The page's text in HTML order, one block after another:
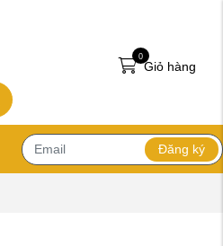
Giỏ hàng
0
Đăng ký